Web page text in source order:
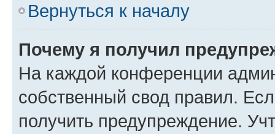
Вернуться к началу
Почему я получил
На каждой конференции
собственный свод правил.
получить предупреждение.